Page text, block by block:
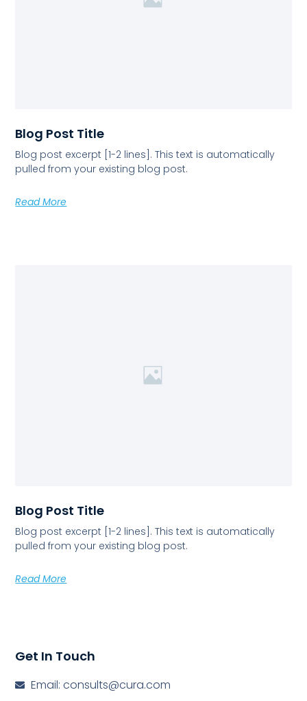
Blog Post Title
Blog post excerpt [1-2 lines]. This text is automatically
pulled from your existing blog post.
Read More
Blog Post Title
Blog post excerpt [1-2 lines]. This text is automatically
pulled from your existing blog post.
Read More
Get In Touch
Email: consults@cura.com